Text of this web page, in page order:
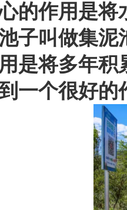
的作用是
子叫做集
是将多年
一个很好的